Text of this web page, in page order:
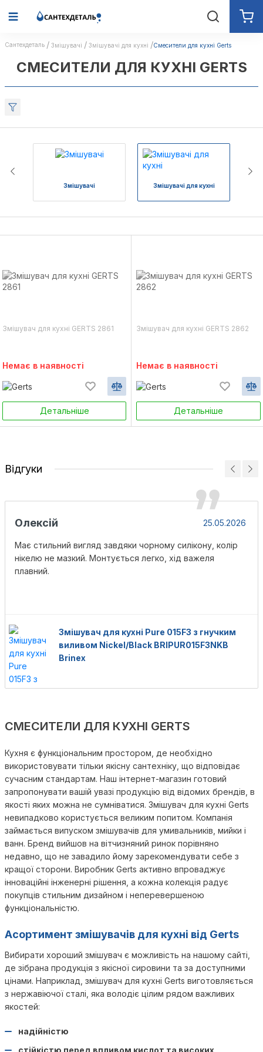
Сантехдеталь Змішувачі Змішувачі для кухні Cмесители для кухні Gerts
CМЕСИТЕЛИ ДЛЯ КУХНІ GERTS
Змішувачі Змішувачі для кухні
Змішувач для кухні GERTS 2861
Немає в наявності
Детальніше
Змішувач для кухні GERTS 2862
Немає в наявності
Детальніше
Відгуки
Олексій 25.05.2026
Має стильний вигляд завдяки чорному силікону, колір
нікелю не мазкий. Монтується легко, хід важеля
плавний.
Змішувач для кухні Pure 015F3 з гнучким
виливом Nickel/Black BRIPUR015F3NKB
Brinex
CМЕСИТЕЛИ ДЛЯ КУХНІ GERTS
Кухня є функціональним простором, де необхідно
використовувати тільки якісну сантехніку, що відповідає
сучасним стандартам. Наш інтернет-магазин готовий
запропонувати вашій увазі продукцію від відомих брендів, в
якості яких можна не сумніватися. Змішувач для кухні Gerts
невипадково користується великим попитом. Компанія
займається випуском змішувачів для умивальників, мийки і
ванн. Бренд вийшов на вітчизняний ринок порівняно
недавно, що не завадило йому зарекомендувати себе з
кращої сторони. Виробник Gerts активно впроваджує
інноваційні інженерні рішення, а кожна колекція радує
покупців стильним дизайном і неперевершеною
функціональністю.
Асортимент змішувачів для кухні від Gerts
Вибирати хороший змішувач є можливість на нашому сайті,
де зібрана продукція з якісної сировини та за доступними
цінами. Наприклад, змішувач для кухні Gerts виготовляється
з нержавіючої сталі, яка володіє цілим рядом важливих
якостей:
надійністю
стійкістю перед впливом кислот та високих